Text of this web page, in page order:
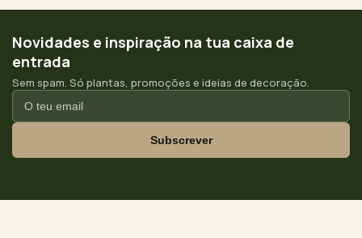
Novidades e inspiração na tua caixa de
entrada
Sem spam. Só plantas, promoções e ideias de decoração.
Subscrever